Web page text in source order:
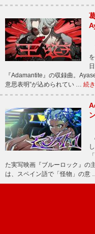
『Adamantite』の収録曲。
意思表明”が込められてい … 続
た実写映画『ブルーロック』の
は、スペイン語で「怪物」の意